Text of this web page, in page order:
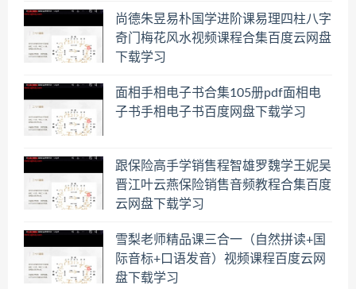
尚德朱昱易朴国学进阶课易理四柱八字
奇门梅花风水视频课程合集百度云网盘
下载学习
面相手相电子书合集105册pdf面相电
子书手相电子书百度网盘下载学习
跟保险高手学销售程智雄罗魏学王妮吴
晋江叶云燕保险销售音频教程合集百度
云网盘下载学习
雪梨老师精品课三合一（自然拼读+国
际音标+口语发音）视频课程百度云网
盘下载学习